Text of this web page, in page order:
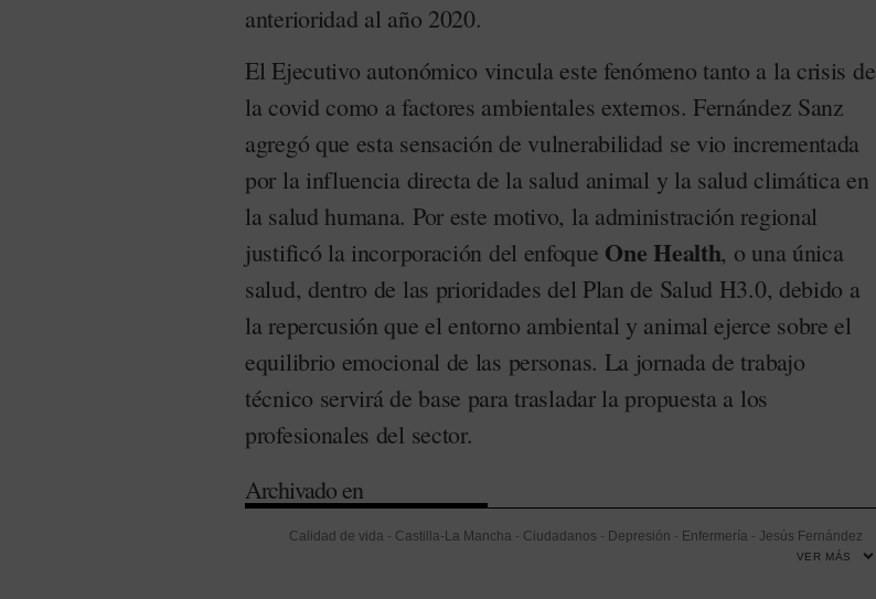
anterioridad al año 2020.
El Ejecutivo autonómico vincula este fenómeno tanto a la crisis de
la covid como a factores ambientales externos. Fernández Sanz
agregó que esta sensación de vulnerabilidad se vio incrementada
por la influencia directa de la salud animal y la salud climática en
la salud humana. Por este motivo, la administración regional
justificó la incorporación del enfoque One Health, o una única
salud, dentro de las prioridades del Plan de Salud H3.0, debido a
la repercusión que el entorno ambiental y animal ejerce sobre el
equilibrio emocional de las personas. La jornada de trabajo
técnico servirá de base para trasladar la propuesta a los
profesionales del sector.
Archivado en
Calidad de vida - Castilla-La Mancha - Ciudadanos - Depresión - Enfermería - Jesús Fernández
VER MÁS